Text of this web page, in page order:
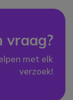
vraag?
met elk
verzoek!